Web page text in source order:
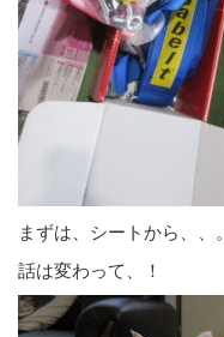
まずは、シートから、、。
話は変わって、！